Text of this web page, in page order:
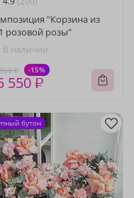
"Корзина из
розовой розы"
В наличии
₽ -15%
550 ₽
бутон